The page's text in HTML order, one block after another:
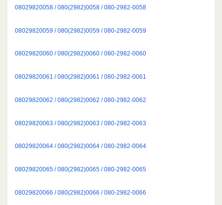
08029820058 / 080(2982)0058 / 080-2982-0058
08029820059 / 080(2982)0059 / 080-2982-0059
08029820060 / 080(2982)0060 / 080-2982-0060
08029820061 / 080(2982)0061 / 080-2982-0061
08029820062 / 080(2982)0062 / 080-2982-0062
08029820063 / 080(2982)0063 / 080-2982-0063
08029820064 / 080(2982)0064 / 080-2982-0064
08029820065 / 080(2982)0065 / 080-2982-0065
08029820066 / 080(2982)0066 / 080-2982-0066